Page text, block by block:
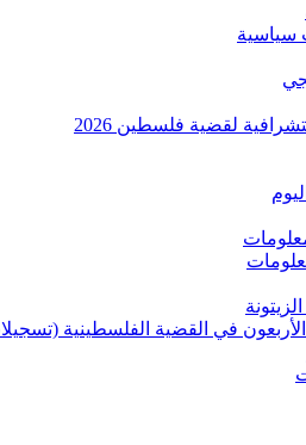
سياسية
لقضية فلسطين 2026
في القضية الفلسطينية